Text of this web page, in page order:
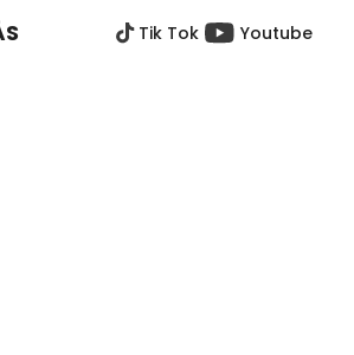
hvězdiček.
Tik Tok Youtube